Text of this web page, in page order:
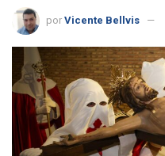
por Vicente Bellvis